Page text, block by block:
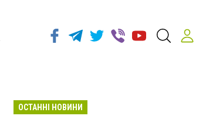
ОСТАННІ НОВИНИ